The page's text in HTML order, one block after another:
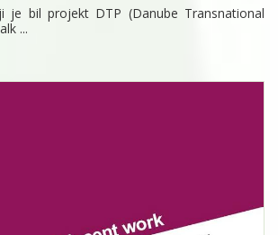
je bil projekt DTP (Danube Transnational
...